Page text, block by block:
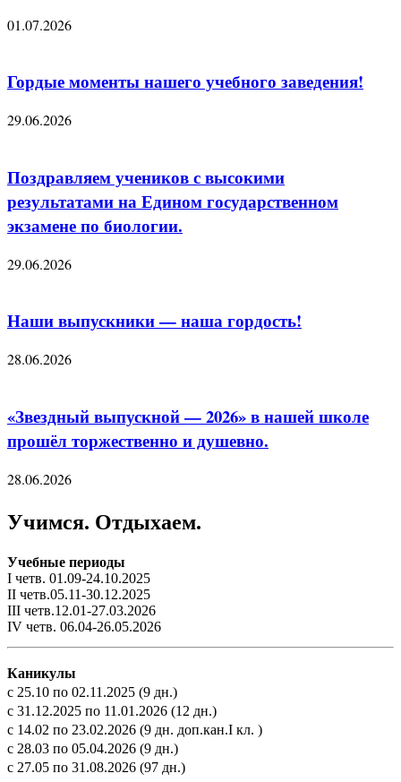
01.07.2026
Гордые моменты нашего учебного заведения!
29.06.2026
Поздравляем учеников с высокими
результатами на Едином государственном
экзамене по биологии.
29.06.2026
Наши выпускники — наша гордость!
28.06.2026
«Звездный выпускной — 2026» в нашей школе
прошёл торжественно и душевно.
28.06.2026
Учимся. Отдыхаем.
Учебные периоды
I четв. 01.09-24.10.2025
II четв.05.11-30.12.2025
III четв.12.01-27.03.2026
IV четв. 06.04-26.05.2026
Каникулы
с 25.10 по 02.11.2025 (9 дн.)
с 31.12.2025 по 11.01.2026 (12 дн.)
с 14.02 по 23.02.2026 (9 дн. доп.кан.I кл. )
с 28.03 по 05.04.2026 (9 дн.)
с 27.05 по 31.08.2026 (97 дн.)